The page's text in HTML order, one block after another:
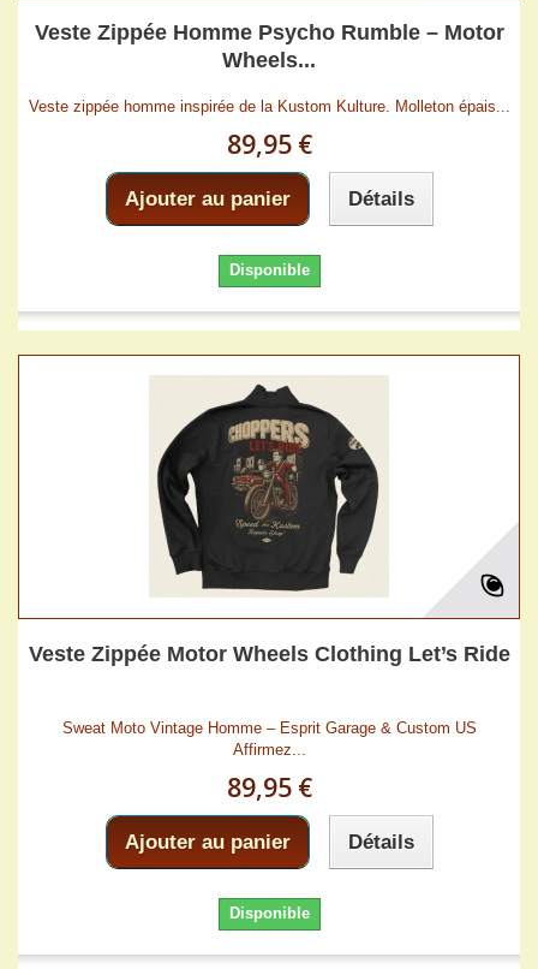
Veste Zippée Homme Psycho Rumble – Motor
Wheels...
Veste zippée homme inspirée de la Kustom Kulture. Molleton épais...
89,95 €
Ajouter au panier Détails
Disponible
Veste Zippée Motor Wheels Clothing Let’s Ride
Sweat Moto Vintage Homme – Esprit Garage & Custom US
Affirmez...
89,95 €
Ajouter au panier Détails
Disponible